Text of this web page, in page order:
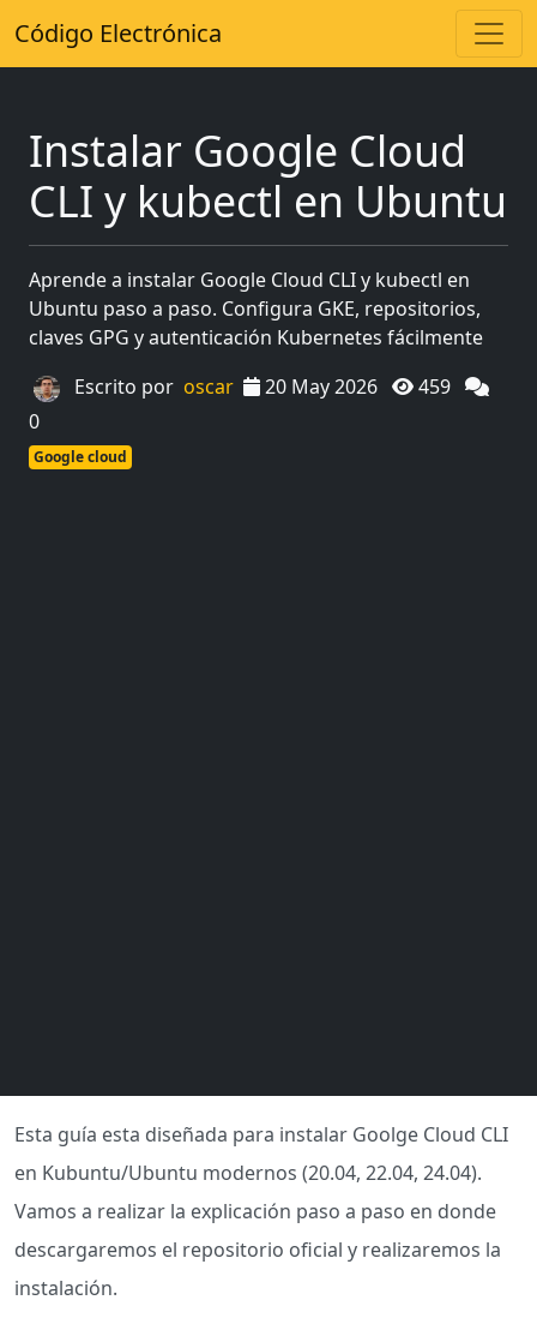
Código Electrónica
Instalar Google Cloud
CLI y kubectl en Ubuntu
Aprende a instalar Google Cloud CLI y kubectl en
Ubuntu paso a paso. Configura GKE, repositorios,
claves GPG y autenticación Kubernetes fácilmente
Escrito por oscar 20 May 2026
459
0
Google cloud
Esta guía esta diseñada para instalar Goolge Cloud CLI
en Kubuntu/Ubuntu modernos (20.04, 22.04, 24.04).
Vamos a realizar la explicación paso a paso en donde
descargaremos el repositorio oficial y realizaremos la
instalación.